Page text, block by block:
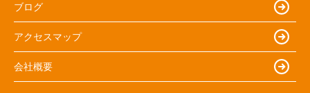
ブログ
アクセスマップ
会社概要